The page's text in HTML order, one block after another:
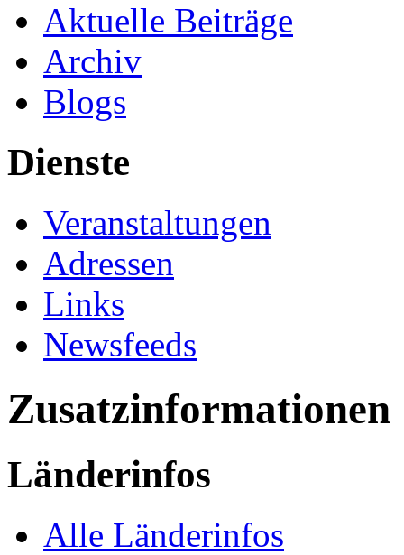
Aktuelle Beiträge
Archiv
Blogs
Dienste
Veranstaltungen
Adressen
Links
Newsfeeds
Zusatzinformationen
Länderinfos
Alle Länderinfos